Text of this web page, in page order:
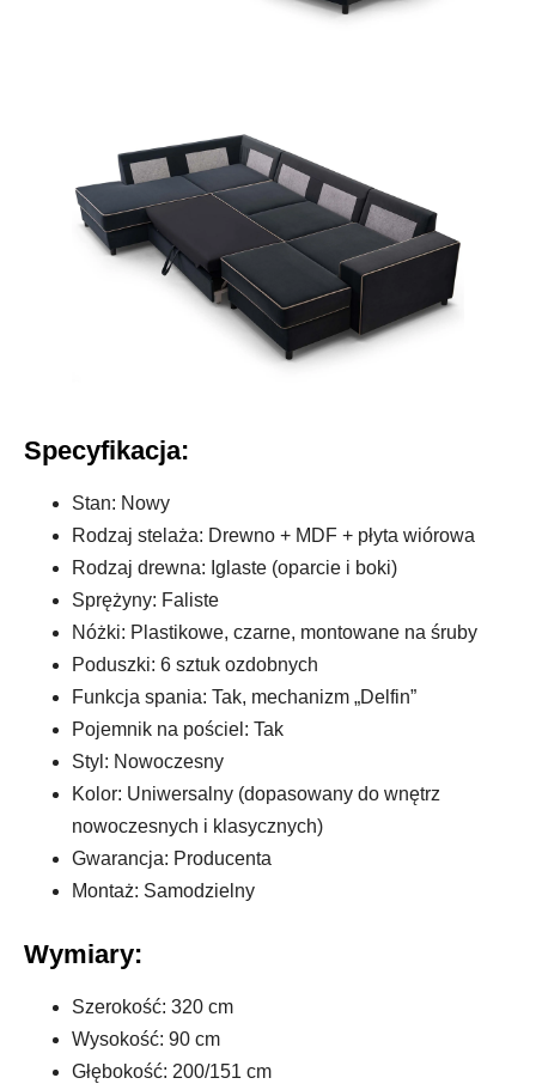
Specyfikacja:
Stan: Nowy
Rodzaj stelaża: Drewno + MDF + płyta wiórowa
Rodzaj drewna: Iglaste (oparcie i boki)
Sprężyny: Faliste
Nóżki: Plastikowe, czarne, montowane na śruby
Poduszki: 6 sztuk ozdobnych
Funkcja spania: Tak, mechanizm „Delfin”
Pojemnik na pościel: Tak
Styl: Nowoczesny
Kolor: Uniwersalny (dopasowany do wnętrz
nowoczesnych i klasycznych)
Gwarancja: Producenta
Montaż: Samodzielny
Wymiary:
Szerokość: 320 cm
Wysokość: 90 cm
Głębokość: 200/151 cm